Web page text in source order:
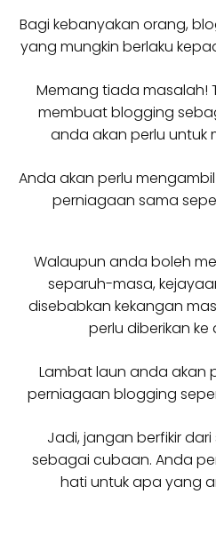
Bagi kebanyakan orang,
yang mungkin berlaku
Memang tiada masalah!
membuat blogging
anda akan perlu untuk
Anda akan perlu
perniagaan sama
Walaupun anda boleh
separuh-masa,
disebabkan kekangan
perlu diberikan ke
Lambat laun anda akan
perniagaan blogging
Jadi, jangan berfikir
sebagai cubaan. Anda
hati untuk apa yang